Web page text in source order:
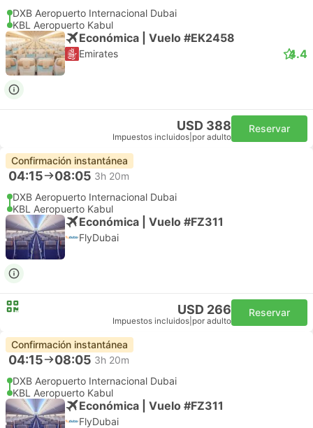
DXB Aeropuerto Internacional Dubai
KBL Aeropuerto Kabul
Económica | Vuelo #EK2458
Emirates 4.4
USD 388
Impuestos incluidos por adulto
Reservar
Confirmación instantánea
04:15 08:05 3h 20m
DXB Aeropuerto Internacional Dubai
KBL Aeropuerto Kabul
Económica | Vuelo #FZ311
FlyDubai
USD 266
Impuestos incluidos por adulto
Reservar
Confirmación instantánea
04:15 08:05 3h 20m
DXB Aeropuerto Internacional Dubai
KBL Aeropuerto Kabul
Económica | Vuelo #FZ311
FlyDubai